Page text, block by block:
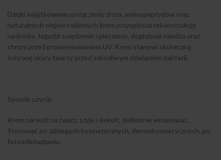
Dzięki wyjątkowemu połączeniu złota, aminopeptydów oraz
naturalnych olejów roślinnych krem przyspiesza rekonstrukcję
naskórka, łagodzi swędzenie i pieczenie, dogłębnie nawilża oraz
chroni przed promieniowaniem UV. Krem stanowi skuteczną
ochronę skóry twarzy przed szkodliwym działaniem bakterii.
Sposób użycia:
Krem nanieść na twarz, szyje i dekolt, delikatnie wmasować.
Stosować po zabiegach kosmetycznych, dermokosmetycznych, po
fotoodmładzaniu.